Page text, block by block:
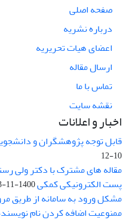
صفحه اصلی
درباره نشریه
اعضای هیات تحریریه
ارسال مقاله
تماس با ما
نقشه سایت
اخبار و اعلانات
قابل توجه پژوهشگران و
10-12
مقاله های مشترک با دکتر ولی
پست الکترونیکی کمکی1400-11-03
مشکل ورود به سامانه از طریق
ممنوعیت اضافه کردن نام